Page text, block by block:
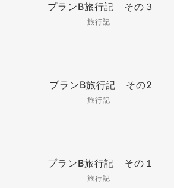
プランB旅行記 その３
旅行記
プランB旅行記 その2
旅行記
プランB旅行記 その１
旅行記